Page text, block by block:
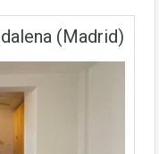
(Madrid)